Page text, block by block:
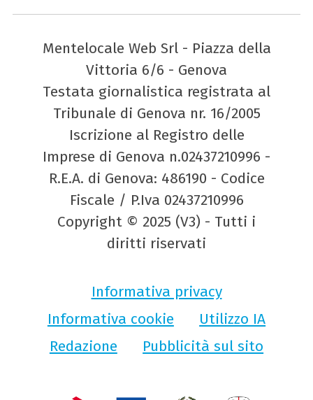
Mentelocale Web Srl - Piazza della
Vittoria 6/6 - Genova
Testata giornalistica registrata al
Tribunale di Genova nr. 16/2005
Iscrizione al Registro delle
Imprese di Genova n.02437210996 -
R.E.A. di Genova: 486190 - Codice
Fiscale / P.Iva 02437210996
Copyright © 2025 (V3) - Tutti i
diritti riservati
Informativa privacy
Informativa cookie
Utilizzo IA
Redazione
Pubblicità sul sito